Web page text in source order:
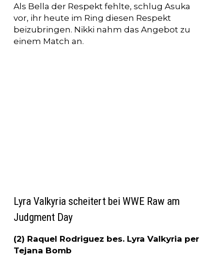
Als Bella der Respekt fehlte, schlug Asuka
vor, ihr heute im Ring diesen Respekt
beizubringen. Nikki nahm das Angebot zu
einem Match an.
Lyra Valkyria scheitert bei WWE Raw am
Judgment Day
(2) Raquel Rodriguez bes. Lyra Valkyria per
Tejana Bomb